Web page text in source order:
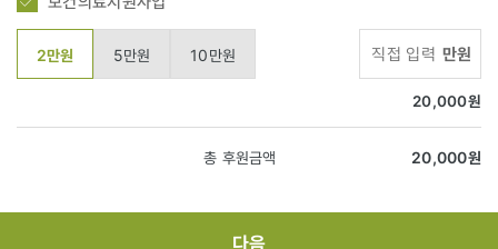
2만원 5만원 10만원 만원
20,000원
총 후원금액 20,000원
다음